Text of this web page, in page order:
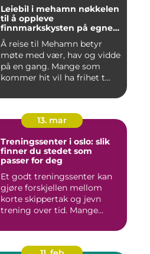
Leiebil i mehamn nøkkelen
til å oppleve
finnmarkskysten på egne
premisser
Å reise til Mehamn betyr
møte med vær, hav og vidde
på en gang. Mange som
kommer hit vil ha frihet t...
13. mar
Treningssenter i oslo: slik
finner du stedet som
passer for deg
Et godt treningssenter kan
gjøre forskjellen mellom
korte skippertak og jevn
trening over tid. Mange...